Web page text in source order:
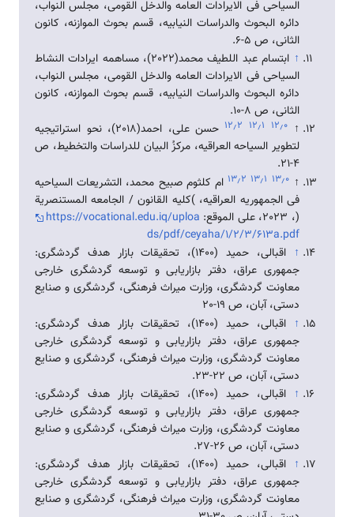
السياحی فی الايرادات العامه والدخل القومی، مجلس النواب،
دائره البحوث والدراسات النيابيه، قسم بحوث الموازنه، كانون
الثانی، ص 5-6.
↑
ابتسام عبد اللطيف محمد(2022)، مساهمه ايرادات النشاط
السياحی فی الايرادات العامه والدخل القومی، مجلس النواب،
دائره البحوث والدراسات النيابيه، قسم بحوث الموازنه، كانون
الثانی، ص 8-10.
↑ ۱۲٫۰ ۱۲٫۱ ۱۲٫۲
حسن علی، احمد(2018)، نحو استراتيجيه
لتطوير السياحه العراقيه، مركزُ البيان للدراسات والتخطيط، ص
4-21.
↑ ۱۳٫۰ ۱۳٫۱ ۱۳٫۲
ام كلثوم صبيح محمد، التشريعات السياحيه
فی الجمهوريه العراقيه، )كليه القانون / الجامعه المستنصرية
(، 2023، علی الموقع:
https://vocational.edu.iq/uploa
ds/pdf/ceyaha/1/2/3/613a.pdf
↑
اقبالی، حمید (1400)، تحقیقات بازار هدف گردشگری:
جمهوری عراق، دفتر بازاریابی و توسعه گردشگری خارجی
معاونت گردشگری، وزارت میراث فرهنگی، گردشگری و صنایع
دستی، آبان، ص 19-20
↑
اقبالی، حمید (1400)، تحقیقات بازار هدف گردشگری:
جمهوری عراق، دفتر بازاریابی و توسعه گردشگری خارجی
معاونت گردشگری، وزارت میراث فرهنگی، گردشگری و صنایع
دستی، آبان، ص 22-23.
↑
اقبالی، حمید (1400)، تحقیقات بازار هدف گردشگری:
جمهوری عراق، دفتر بازاریابی و توسعه گردشگری خارجی
معاونت گردشگری، وزارت میراث فرهنگی، گردشگری و صنایع
دستی، آبان، ص 26-27.
↑
اقبالی، حمید (1400)، تحقیقات بازار هدف گردشگری:
جمهوری عراق، دفتر بازاریابی و توسعه گردشگری خارجی
معاونت گردشگری، وزارت میراث فرهنگی، گردشگری و صنایع